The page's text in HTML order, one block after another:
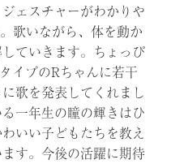
ェスチャーがわかりや
歌いながら、体を動か
ていきます。ちょっぴ
イプのRちゃんに若干
歌を発表してくれまし
一年生の瞳の輝きはひ
いい子どもたちを教え
す。今後の活躍に期待